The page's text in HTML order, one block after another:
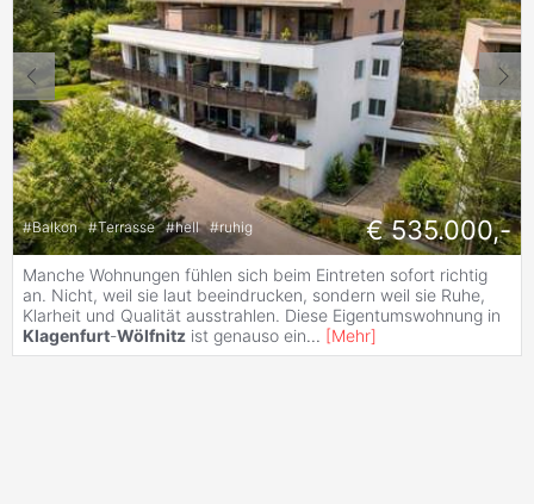
#Balkon #Terrasse #hell #ruhig € 535.000,-
Manche Wohnungen fühlen sich beim Eintreten sofort richtig
an. Nicht, weil sie laut beeindrucken, sondern weil sie Ruhe,
Klarheit und Qualität ausstrahlen. Diese Eigentumswohnung in
Klagenfurt-Wölfnitz ist genauso ein... [Mehr]